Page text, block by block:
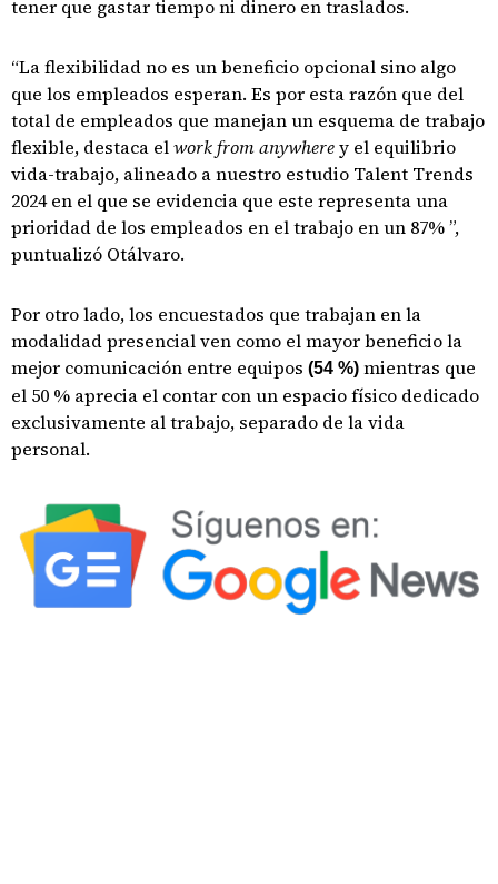
tener que gastar tiempo ni dinero en traslados.
“La flexibilidad no es un beneficio opcional sino algo
que los empleados esperan. Es por esta razón que del
total de empleados que manejan un esquema de trabajo
flexible, destaca elwork from anywherey el equilibrio
vida-trabajo, alineado a nuestro estudio Talent Trends
2024 en el que se evidencia que este representa una
prioridad de los empleados en el trabajo en un 87% ”,
puntualizó Otálvaro.
Por otro lado, los encuestados que trabajan en la
modalidad presencial ven como el mayor beneficio la
mejor comunicación entre equipos (54 %) mientras que
el 50 % aprecia el contar con un espacio físico dedicado
exclusivamente al trabajo, separado de la vida
personal.